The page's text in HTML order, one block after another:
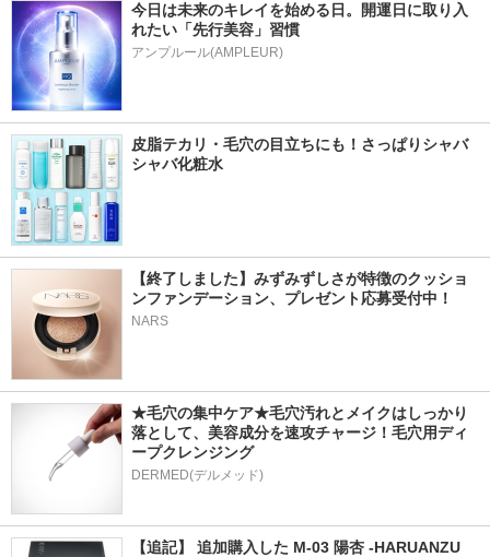
今日は未来のキレイを始める日。開運日に取り入
れたい「先行美容」習慣
アンプルール(AMPLEUR)
皮脂テカリ・毛穴の目立ちにも！さっぱりシャバ
シャバ化粧水
【終了しました】みずみずしさが特徴のクッショ
ンファンデーション、プレゼント応募受付中！
NARS
★毛穴の集中ケア★毛穴汚れとメイクはしっかり
落として、美容成分を速攻チャージ！毛穴用ディ
ープクレンジング
DERMED(デルメッド)
【追記】 追加購入した M-03 陽杏 -HARUANZU